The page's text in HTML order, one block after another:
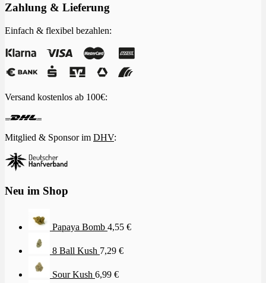
Zahlung & Lieferung
Einfach & flexibel bezahlen:
Versand kostenlos ab 100€:
Mitglied & Sponsor im DHV:
Neu im Shop
Papaya Bomb 4,55 €
8 Ball Kush 7,29 €
Sour Kush 6,99 €